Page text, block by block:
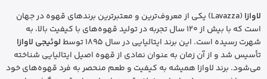
لاوازا
(Lavazza) یکی از معروف‌ترین و معتبرترین برندهای قهوه در جهان
است که با بیش از 120 سال تجربه در تولید قهوه‌های با کیفیت بالا، به
شهرت رسیده است. این برند ایتالیایی در سال 1895 توسط
لوئیجی لاوازا
تأسیس شد و از آن زمان به عنوان نمادی از قهوه اصیل ایتالیایی شناخته
می‌شود. برند لاوازا همیشه به کیفیت و طعم منحصر به فرد قهوه‌های خود